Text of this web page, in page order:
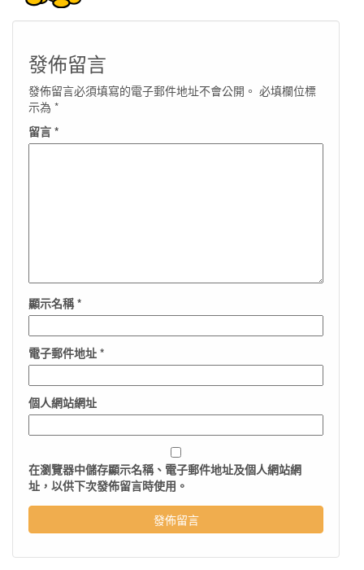
發佈留言
發佈留言必須填寫的電子郵件地址不會公開。 必填欄位標
示為 *
留言 *
顯示名稱*
電子郵件地址 *
個人網站網址
在瀏覽器中儲存顯示名稱、電子郵件地址及個人網站網
址，以供下次發佈留言時使用。